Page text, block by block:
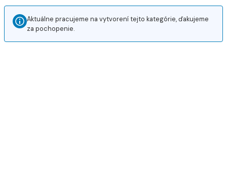
Aktuálne pracujeme na vytvorení tejto kategórie, ďakujeme
za pochopenie.